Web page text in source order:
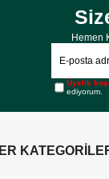
Hemen
Üyelik
ediyorum.